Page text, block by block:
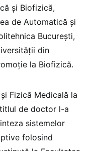
și Biofizică,
de Automatică și
București,
din
la Biofizică.
Fizică Medicală la
de doctor l-a
sistemelor
folosind